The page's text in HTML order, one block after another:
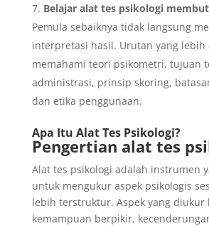
Belajar alat tes psikologi
Pemula sebaiknya tidak langsung
interpretasi hasil. Urutan yang lebih
memahami teori psikometri, tujuan
administrasi, prinsip skoring,
dan etika penggunaan.
Apa Itu Alat Tes Psikologi?
Pengertian alat tes
Alat tes psikologi adalah instrumen
untuk mengukur aspek psikologis
lebih terstruktur. Aspek yang diukur
kemampuan berpikir,